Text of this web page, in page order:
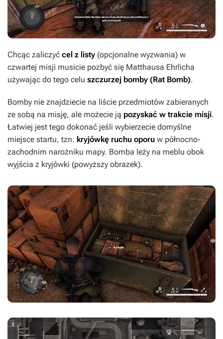
Chcąc zaliczyć cel z listy (opcjonalne wyzwania) w
czwartej misji musicie pozbyć się Matthausa Ehrlicha
używając do tego celu szczurzej bomby (Rat Bomb).
Bomby nie znajdziecie na liście przedmiotów zabieranych
ze sobą na misję, ale możecie ją pozyskać w trakcie misji.
Łatwiej jest tego dokonać jeśli wybierzecie domyślne
miejsce startu, tzn. kryjówkę ruchu oporu w północno-
zachodnim narożniku mapy. Bomba leży na meblu obok
wyjścia z kryjówki (powyższy obrazek).